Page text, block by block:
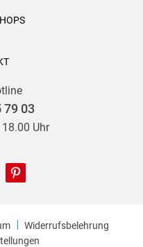
79 03
Uhr
Widerrufsbelehrung